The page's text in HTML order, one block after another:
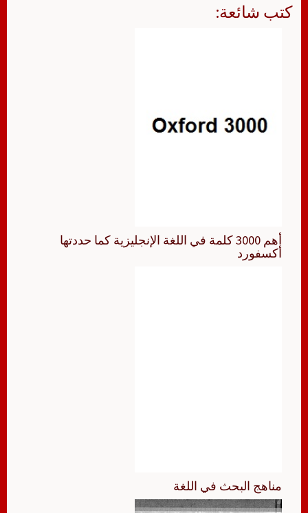
كتب شائعة:
أهم 3000 كلمة في اللغة الإنجليزية كما حددتها
أكسفورد
مناهج البحث في اللغة